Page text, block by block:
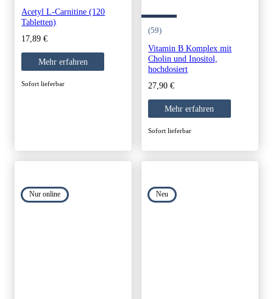
Acetyl L-Carnitine (120
Tabletten)
17,89€
Mehr erfahren
Sofort lieferbar
(59)
Vitamin B Komplex mit
Cholin und Inositol,
hochdosiert
27,90€
Mehr erfahren
Sofort lieferbar
Nur online Neu